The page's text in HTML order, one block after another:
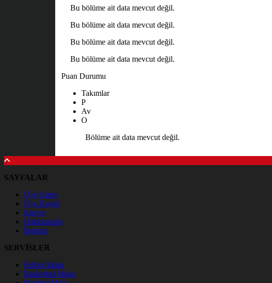
Bu bölüme ait data mevcut değil.
Bu bölüme ait data mevcut değil.
Bu bölüme ait data mevcut değil.
Bu bölüme ait data mevcut değil.
Puan Durumu
Takımlar
P
Av
O
Bölüme ait data mevcut değil.
SAYFALAR
Üye Girişi
Üye Kaydı
Künye
Hakkımızda
İletişim
SERVİSLER
Futbol İddaa
Basketbol İddaa